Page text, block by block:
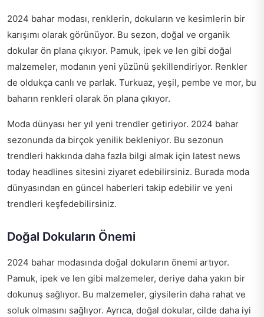
2024 bahar modası, renklerin, dokuların ve kesimlerin bir
karışımı olarak görünüyor. Bu sezon, doğal ve organik
dokular ön plana çıkıyor. Pamuk, ipek ve len gibi doğal
malzemeler, modanın yeni yüzünü şekillendiriyor. Renkler
de oldukça canlı ve parlak. Turkuaz, yeşil, pembe ve mor, bu
baharın renkleri olarak ön plana çıkıyor.
Moda dünyası her yıl yeni trendler getiriyor. 2024 bahar
sezonunda da birçok yenilik bekleniyor. Bu sezonun
trendleri hakkında daha fazla bilgi almak için latest news
today headlines sitesini ziyaret edebilirsiniz. Burada moda
dünyasından en güncel haberleri takip edebilir ve yeni
trendleri keşfedebilirsiniz.
Doğal Dokuların Önemi
2024 bahar modasında doğal dokuların önemi artıyor.
Pamuk, ipek ve len gibi malzemeler, deriye daha yakın bir
dokunuş sağlıyor. Bu malzemeler, giysilerin daha rahat ve
soluk olmasını sağlıyor. Ayrıca, doğal dokular, cilde daha iyi